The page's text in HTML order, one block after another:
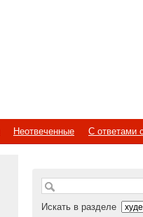
Неотвеченные
С ответами
Искать в разделе